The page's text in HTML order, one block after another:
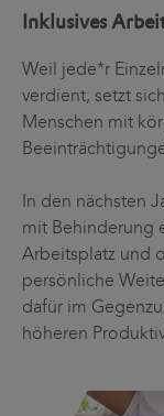
Inklusives
Weil jede*r
verdient, setzt
Menschen mit
In den nächsten
mit Behinderung
Arbeitsplatz und
persönliche
dafür im
höheren